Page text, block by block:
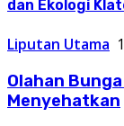
dan Ekologi
Liputan Utama
Olahan
Menyehatkan